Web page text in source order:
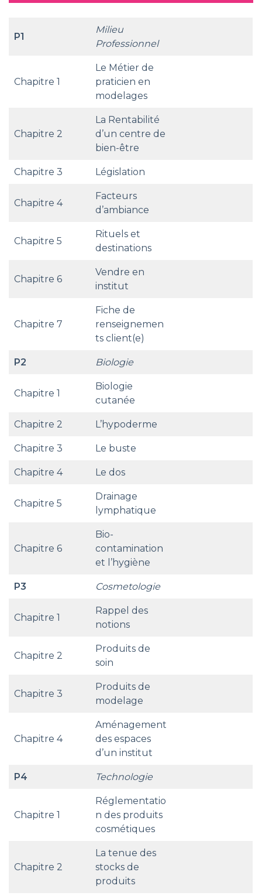
P1
Milieu
Professionnel
Chapitre 1
Le Métier de
praticien en
modelages
Chapitre 2
La Rentabilité
d’un centre de
bien-être
Chapitre 3 Législation
Chapitre 4
Facteurs
d’ambiance
Chapitre 5
Rituels et
destinations
Chapitre 6
Vendre en
institut
Chapitre 7
Fiche de
renseignemen
ts client(e)
P2 Biologie
Chapitre 1
Biologie
cutanée
Chapitre 2 L’hypoderme
Chapitre 3 Le buste
Chapitre 4 Le dos
Chapitre 5
Drainage
lymphatique
Chapitre 6
Bio-
contamination
et l’hygiène
P3 Cosmetologie
Chapitre 1
Rappel des
notions
Chapitre 2
Produits de
soin
Chapitre 3
Produits de
modelage
Chapitre 4
Aménagement
des espaces
d’un institut
P4 Technologie
Chapitre 1
Réglementatio
n des produits
cosmétiques
Chapitre 2
La tenue des
stocks de
produits